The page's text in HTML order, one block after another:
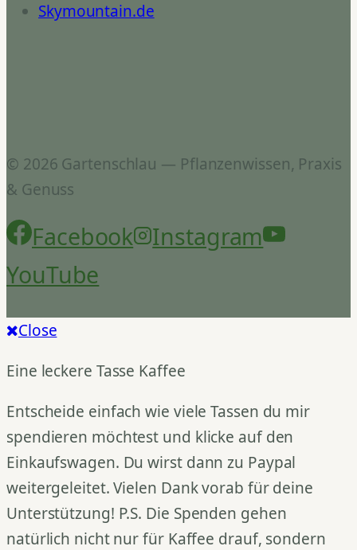
Skymountain.de
© 2026 Gartenschlau — Pflanzenwissen, Praxis
& Genuss
Facebook
Instagram
YouTube
Close
Eine leckere Tasse Kaffee
Entscheide einfach wie viele Tassen du mir
spendieren möchtest und klicke auf den
Einkaufswagen. Du wirst dann zu Paypal
weitergeleitet. Vielen Dank vorab für deine
Unterstützung! P.S. Die Spenden gehen
natürlich nicht nur für Kaffee drauf, sondern